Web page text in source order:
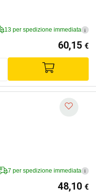
13 per spedizione immediata i
60,15 €
7 per spedizione immediata i
48,10 €